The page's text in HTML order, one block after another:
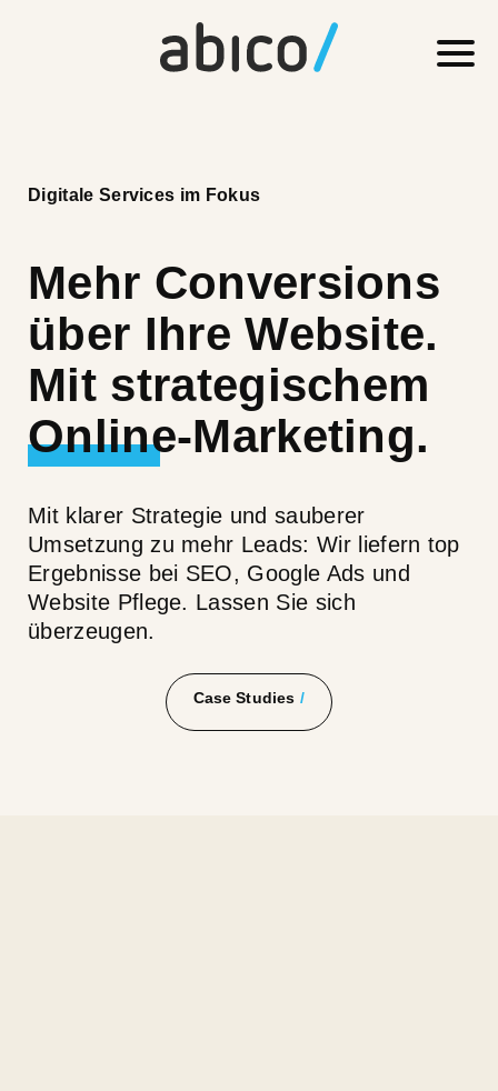
Digitale Services im Fokus
Mehr Conversions
über Ihre Website.
Mit strategischem
Online-Marketing.
Mit klarer Strategie und sauberer
Umsetzung zu mehr Leads: Wir liefern top
Ergebnisse bei SEO, Google Ads und
Website Pflege. Lassen Sie sich
überzeugen.
Case Studies